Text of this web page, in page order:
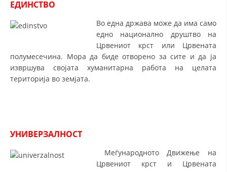
КРВОДАРИТЕЛСТВО
ИНФОРМАЦИИ ЗА БОЛЕСТИ
МЕНАЏМЕНТ НА ВОЛОНТЕРИ
ЕДИНСТВО
Во една држава може да има само
едно национално друштво на
Црвениот крст или Црвената
полумесечина. Мора да биде отворено за сите и да ја
извршува својата хуманитарна работа на целата
територија во земјата.
УНИВЕРЗАЛНОСТ
Меѓународното Движење на
Црвениот крст и Црвената